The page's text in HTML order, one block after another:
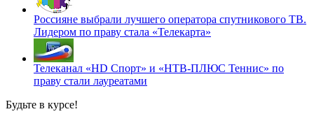
Россияне выбрали лучшего оператора спутникового ТВ.
Лидером по праву стала «Телекарта»
Телеканал «HD Спорт» и «НТВ-ПЛЮС Теннис» по
праву стали лауреатами
Будьте в курсе!